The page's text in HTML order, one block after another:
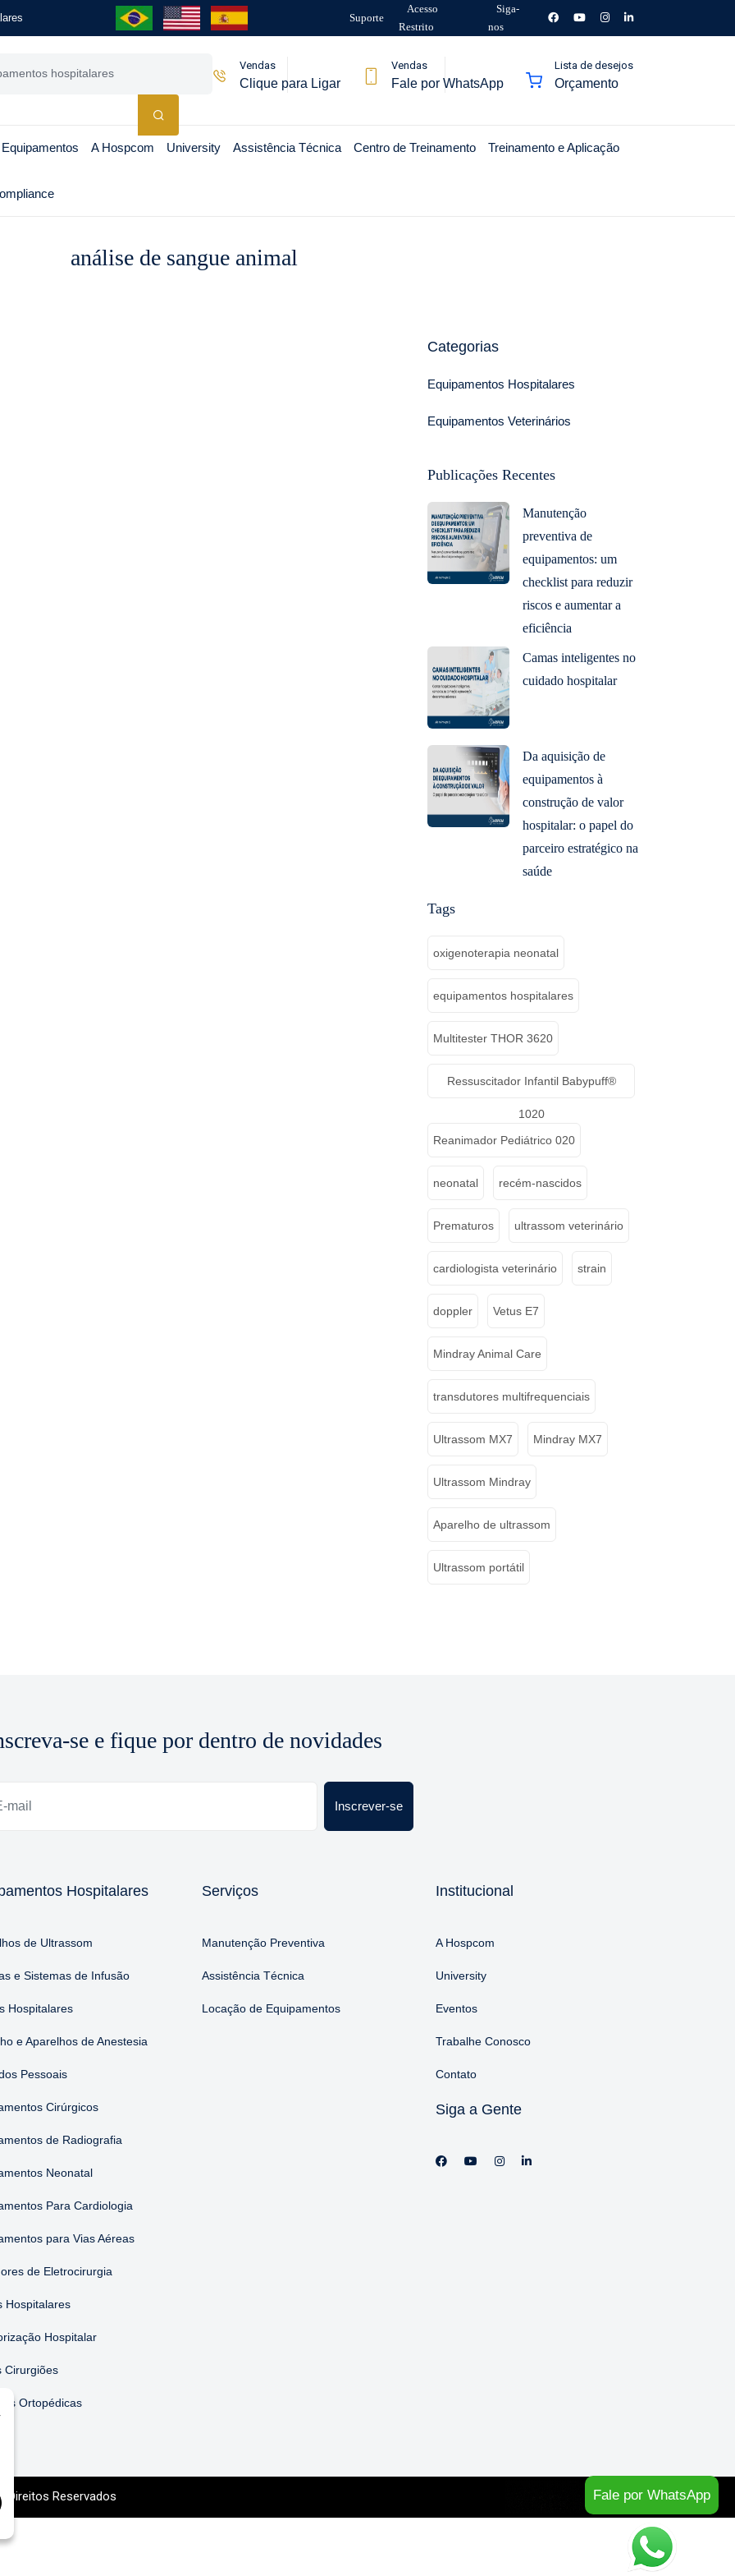
Suporte
Acesso
Restrito
Siga-
nos
Vendas
Clique para Ligar
Vendas
Fale por WhatsApp
Lista de desejos
Orçamento
A Hospcom University Assistência Técnica Centro de Treinamento Treinamento e Aplicação
análise de sangue animal
Categorias
Equipamentos Hospitalares
Equipamentos Veterinários
Publicações Recentes
Manutenção
preventiva de
equipamentos: um
checklist para reduzir
riscos e aumentar a
eficiência
Camas inteligentes no
cuidado hospitalar
Da aquisição de
equipamentos à
construção de valor
hospitalar: o papel do
parceiro estratégico na
saúde
Tags
oxigenoterapia neonatal
equipamentos hospitalares
Multitester THOR 3620
Ressuscitador Infantil Babypuff®
1020
Reanimador Pediátrico 020
neonatal recém-nascidos
Prematuros ultrassom veterinário
cardiologista veterinário strain
doppler Vetus E7
Mindray Animal Care
transdutores multifrequenciais
Ultrassom MX7 Mindray MX7
Ultrassom Mindray
Aparelho de ultrassom
Ultrassom portátil
se e fique por dentro de novidades
Inscrever-se
Hospitalares
de Ultrassom
e Sistemas de Infusão
Hospitalares
e Aparelhos de Anestesia
Pessoais
Cirúrgicos
de Radiografia
Neonatal
Para Cardiologia
para Vias Aéreas
de Eletrocirurgia
Hospitalares
Hospitalar
Cirurgiões
Ortopédicas
Serviços
Manutenção Preventiva
Assistência Técnica
Locação de Equipamentos
Institucional
A Hospcom
University
Eventos
Trabalhe Conosco
Contato
Siga a Gente
Direitos Reservados Fale por WhatsApp